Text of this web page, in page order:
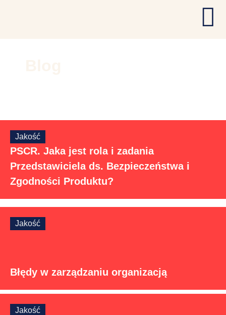
Jakość
PSCR. Jaka jest rola i zadania
Przedstawiciela ds. Bezpieczeństwa i
Zgodności Produktu?
Jakość
Błędy w zarządzaniu organizacją
Jakość